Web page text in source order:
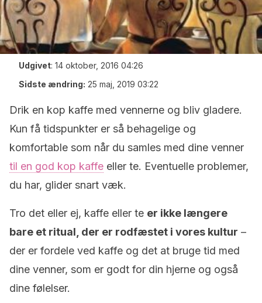
Udgivet: 14 oktober, 2016 04:26
Sidste ændring: 25 maj, 2019 03:22
Drik en kop kaffe med vennerne og bliv gladere.
Kun få tidspunkter er så behagelige og
komfortable som når du samles med dine venner
til en god kop kaffe eller te. Eventuelle problemer,
du har, glider snart væk.
Tro det eller ej, kaffe eller te er ikke længere
bare et ritual, der er rodfæstet i vores kultur –
der er fordele ved kaffe og det at bruge tid med
dine venner, som er godt for din hjerne og også
dine følelser.